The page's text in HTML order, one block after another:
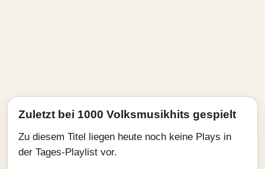
Zuletzt bei 1000 Volksmusikhits gespielt
Zu diesem Titel liegen heute noch keine Plays in
der Tages-Playlist vor.